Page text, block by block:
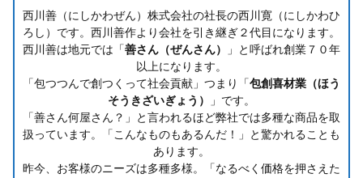
西川善（にしかわぜん）株式会社の社長の西川寛（にしかわひ
ろし）です。西川善作より会社を引き継ぎ２代目になります。
西川善は地元では「善さん（ぜんさん）
」と呼ばれ創業７０年
以上になります。
「包つつんで創つくって社会貢献」つまり「包創喜材業（ほう
そうきざいぎょう）
」です。
「善さん何屋さん？」と言われるほど弊社では多種な商品を取
扱っています。「こんなものもあるんだ！」と驚かれることも
あります。
昨今、お客様のニーズは多種多様。「なるべく価格を押さえた